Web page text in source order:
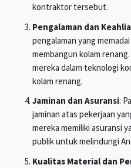
kontraktor tersebut.
Pengalaman dan
pengalaman yang
membangun kolam
mereka dalam teknologi
kolam renang.
Jaminan dan Asuransi:
jaminan atas pekerjaan
mereka memiliki asuransi
publik untuk melindungi
Kualitas Material dan